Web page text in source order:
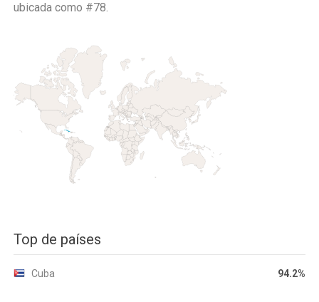
ubicada como #78.
Top de países
Cuba 94.2%